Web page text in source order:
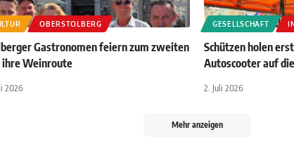
OBERSTOLBERG
Gastronomen feiern zum zweiten
ihre Weinroute
2026
GESELLSCHAFT
Schützen holen
Autoscooter auf
2. Juli 2026
Mehr anzeigen